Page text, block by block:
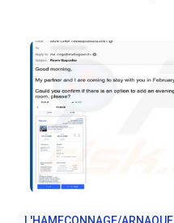
de red
L'HAMEÇONNAGE/ARNAQUE